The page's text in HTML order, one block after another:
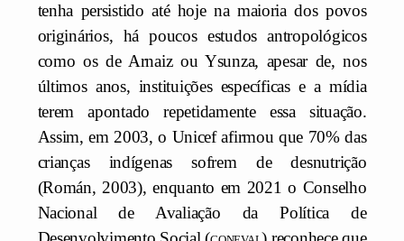
tenha persistido até hoje na maioria dos povos
originários, há poucos estudos antropológicos
como os de Arnaiz ou Ysunza, apesar de, nos
últimos anos, instituições específicas e a mídia
terem apontado repetidamente essa situação.
Assim, em 2003, o Unicef afirmou que 70% das
crianças indígenas sofrem de desnutrição
(Román, 2003), enquanto em 2021 o Conselho
Nacional de Avaliação da Política de